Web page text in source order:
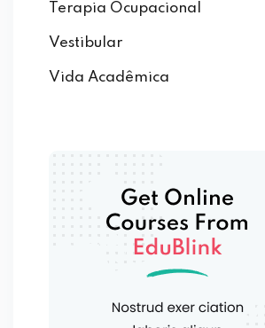
Terapia Ocupacional
Vestibular
Vida Acadêmica